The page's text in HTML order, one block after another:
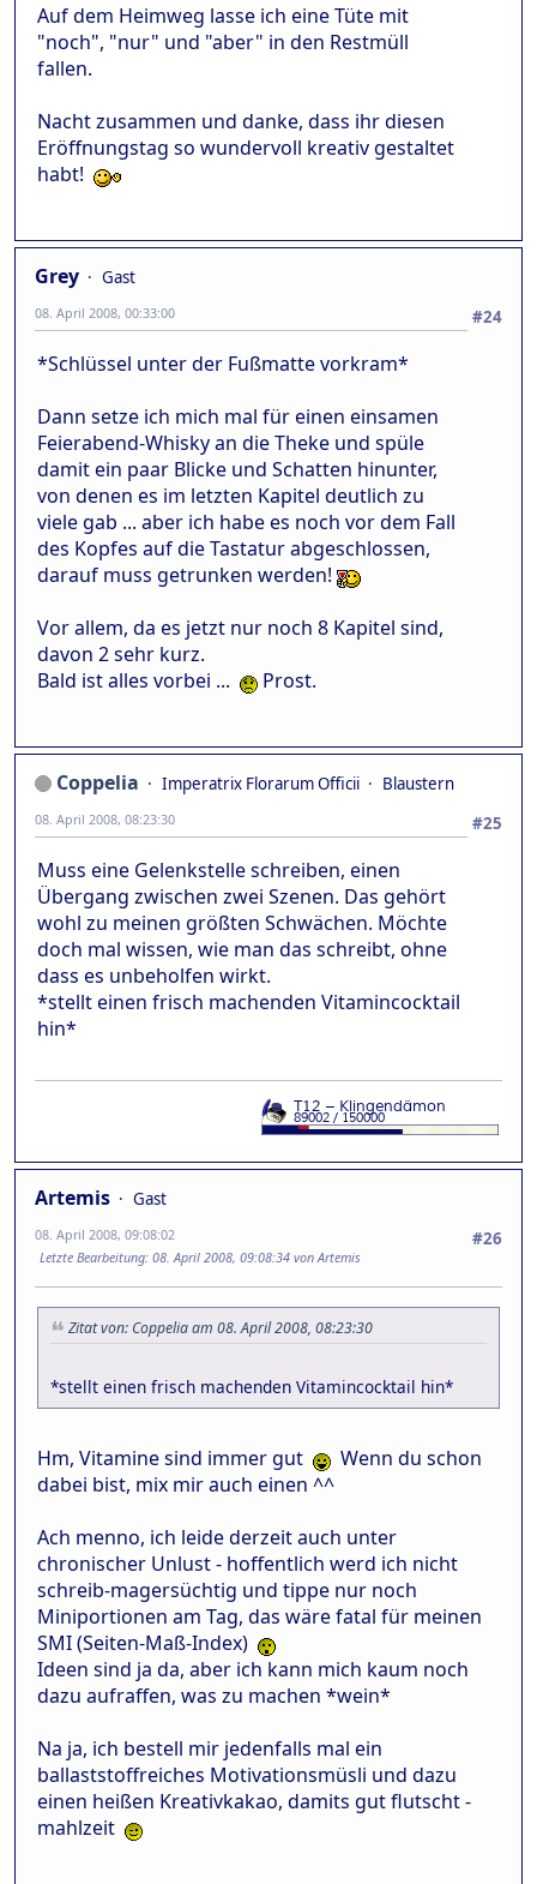
Auf dem Heimweg lasse ich eine Tüte mit
"noch", "nur" und "aber" in den Restmüll
fallen.
Nacht zusammen und danke, dass ihr diesen
Eröffnungstag so wundervoll kreativ gestaltet
habt!
Grey
Gast
#24
08. April 2008, 00:33:00
*Schlüssel unter der Fußmatte vorkram*
Dann setze ich mich mal für einen einsamen
Feierabend-Whisky an die Theke und spüle
damit ein paar Blicke und Schatten hinunter,
von denen es im letzten Kapitel deutlich zu
viele gab ... aber ich habe es noch vor dem Fall
des Kopfes auf die Tastatur abgeschlossen,
darauf muss getrunken werden!
Vor allem, da es jetzt nur noch 8 Kapitel sind,
davon 2 sehr kurz.
Bald ist alles vorbei ...
Prost.
Coppelia Imperatrix Florarum Officii
Blaustern
#25
08. April 2008, 08:23:30
Muss eine Gelenkstelle schreiben, einen
Übergang zwischen zwei Szenen. Das gehört
wohl zu meinen größten Schwächen. Möchte
doch mal wissen, wie man das schreibt, ohne
dass es unbeholfen wirkt.
*stellt einen frisch machenden Vitamincocktail
hin*
Artemis
Gast
#26
08. April 2008, 09:08:02
Letzte Bearbeitung: 08. April 2008, 09:08:34 von Artemis
Zitat von: Coppelia am 08. April 2008, 08:23:30
*stellt einen frisch machenden Vitamincocktail hin*
Hm, Vitamine sind immer gut
Wenn du schon
dabei bist, mix mir auch einen ^^
Ach menno, ich leide derzeit auch unter
chronischer Unlust - hoffentlich werd ich nicht
schreib-magersüchtig und tippe nur noch
Miniportionen am Tag, das wäre fatal für meinen
SMI (Seiten-Maß-Index)
Ideen sind ja da, aber ich kann mich kaum noch
dazu aufraffen, was zu machen *wein*
Na ja, ich bestell mir jedenfalls mal ein
ballaststoffreiches Motivationsmüsli und dazu
einen heißen Kreativkakao, damits gut flutscht -
mahlzeit